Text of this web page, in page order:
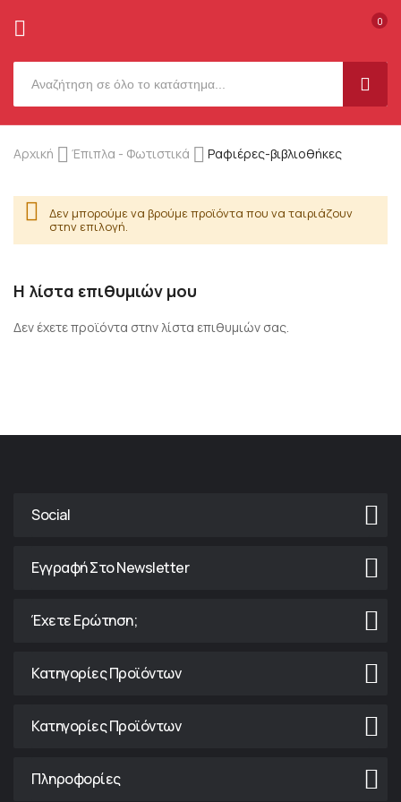
0
στο
Αρχική Έπιπλα - Φωτιστικά Ραφιέρες-βιβλιοθήκες
Δεν μπορούμε να βρούμε προϊόντα που να ταιριάζουν
στην επιλογή.
Η λίστα επιθυμιών μου
Δεν έχετε προϊόντα στην λίστα επιθυμιών σας.
Social
Εγγραφή Στο Newsletter
Έχετε Ερώτηση;
Κατηγορίες Προϊόντων
Κατηγορίες Προϊόντων
Πληροφορίες